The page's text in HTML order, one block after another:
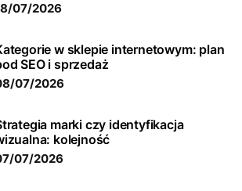
07/2026
w sklepie internetowym: plan
SEO i sprzedaż
07/2026
marki czy identyfikacja
kolejność
07/2026